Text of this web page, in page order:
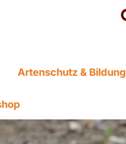
Artenschutz & Bildung